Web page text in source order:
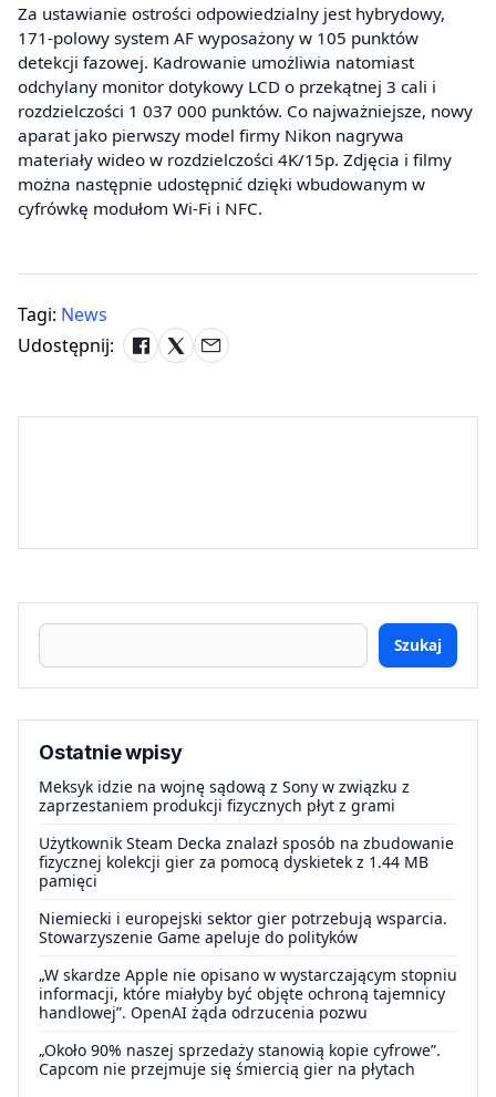
Za ustawianie ostrości odpowiedzialny jest hybrydowy,
171-polowy system AF wyposażony w 105 punktów
detekcji fazowej. Kadrowanie umożliwia natomiast
odchylany monitor dotykowy LCD o przekątnej 3 cali i
rozdzielczości 1 037 000 punktów. Co najważniejsze, nowy
aparat jako pierwszy model firmy Nikon nagrywa
materiały wideo w rozdzielczości 4K/15p. Zdjęcia i filmy
można następnie udostępnić dzięki wbudowanym w
cyfrówkę modułom Wi-Fi i NFC.
Tagi: News
Udostępnij:
Szukaj
Ostatnie wpisy
Meksyk idzie na wojnę sądową z Sony w związku z
zaprzestaniem produkcji fizycznych płyt z grami
Użytkownik Steam Decka znalazł sposób na zbudowanie
fizycznej kolekcji gier za pomocą dyskietek z 1.44 MB
pamięci
Niemiecki i europejski sektor gier potrzebują wsparcia.
Stowarzyszenie Game apeluje do polityków
„W skardze Apple nie opisano w wystarczającym stopniu
informacji, które miałyby być objęte ochroną tajemnicy
handlowej”. OpenAI żąda odrzucenia pozwu
„Około 90% naszej sprzedaży stanowią kopie cyfrowe”.
Capcom nie przejmuje się śmiercią gier na płytach